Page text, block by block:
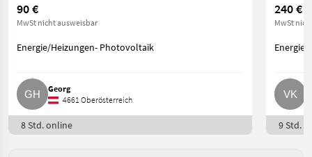
90 €
MwSt nicht ausweisbar
Energie/Heizungen- Photovoltaik
Georg
4661 Oberösterreich
8 Std. online
240 €
MwSt
9 Std.